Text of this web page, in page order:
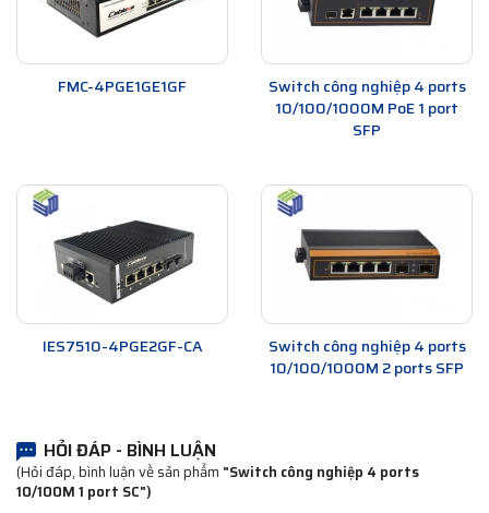
FMC-4PGE1GE1GF
Switch công nghiệp 4 ports
10/100/1000M PoE 1 port
SFP
IES7510-4PGE2GF-CA
Switch công nghiệp 4 ports
10/100/1000M 2 ports SFP
HỎI ĐÁP - BÌNH LUẬN
(Hỏi đáp, bình luận về sản phẩm "Switch công nghiệp 4 ports
10/100M 1 port SC")